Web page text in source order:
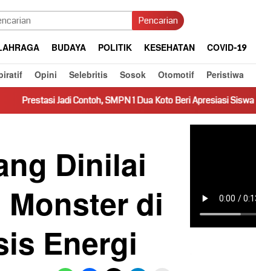
Pencarian
BUDAYA POLITIK KESEHATAN COVID-19
Opini Selebritis Sosok Otomotif Peristiwa
SMPN 1 Dua Koto Beri Apresiasi Siswa Berprestasi
Dinilai
di
Energi